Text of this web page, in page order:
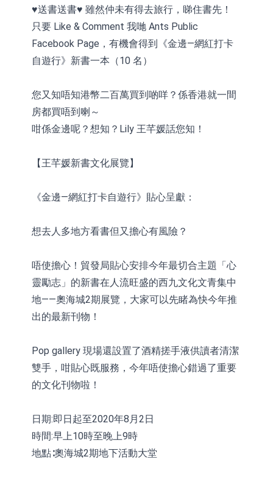
於2026年8月12日進行投標
香港證監會就中國糖果前高管的失當
行為取得13年取消資格令
【異動股】港股跌幅榜前十，融信中
國(03301.HK)跌38.98%，德信服務集
團(02215.HK)跌35.71%
【異動股】港股漲幅榜前十，生物係
統工程股權(02902.HK)漲+218.75%，
敏捷控股(00186.HK)漲+82.50%
地緯智能：暫未開展對外的語料商業
化服務
【異動股】港股跌幅榜前十，卡森國
(08611.HK)跌21.01%
技(02261.HK)漲+75.05%，辰興發展
♥送書送書♥ 雖然仲未有得去旅行，睇住書先！
只要 Like & Comment 我哋 Ants Public
Facebook Page，有機會得到《金邊—網紅打卡
自遊行》新書一本（10 名）
您又知唔知港幣二百萬買到啲咩？係香港就一間
房都買唔到喇～
咁係金邊呢？想知？Lily 王芊媛話您知！
【王芊媛新書文化展覽】
《金邊—網紅打卡自遊行》貼心呈獻：
想去人多地方看書但又擔心有風險？
唔使擔心！貿發局貼心安排今年最切合主題「心
靈勵志」的新書在人流旺盛的西九文化文青集中
地——奧海城2期展覽，大家可以先睹為快今年推
出的最新刊物！
Pop gallery 現場還設置了酒精搓手液供讀者清潔
雙手，咁貼心既服務，今年唔使擔心錯過了重要
的文化刊物啦！
日期:即日起至2020年8月2日
時間:早上10時至晚上9時
地點∶奧海城2期地下活動大堂